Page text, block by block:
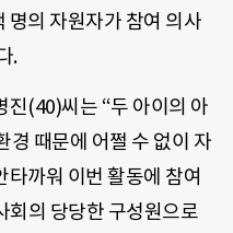
명의 자원자가 참여 의사
.
진(40)씨는 “두 아이의 아
경 때문에 어쩔 수 없이 자
까워 이번 활동에 참여
회의 당당한 구성원으로